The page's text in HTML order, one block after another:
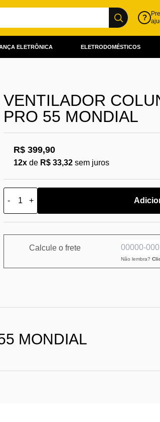
?
ELETRÔNICA ELETRODOMÉSTICOS
VENTILADOR
PRO 55 MONDIAL
R$ 399,90
12xde R$ 33,32sem juros
- +
Calcule o frete
Não lembra?
MONDIAL